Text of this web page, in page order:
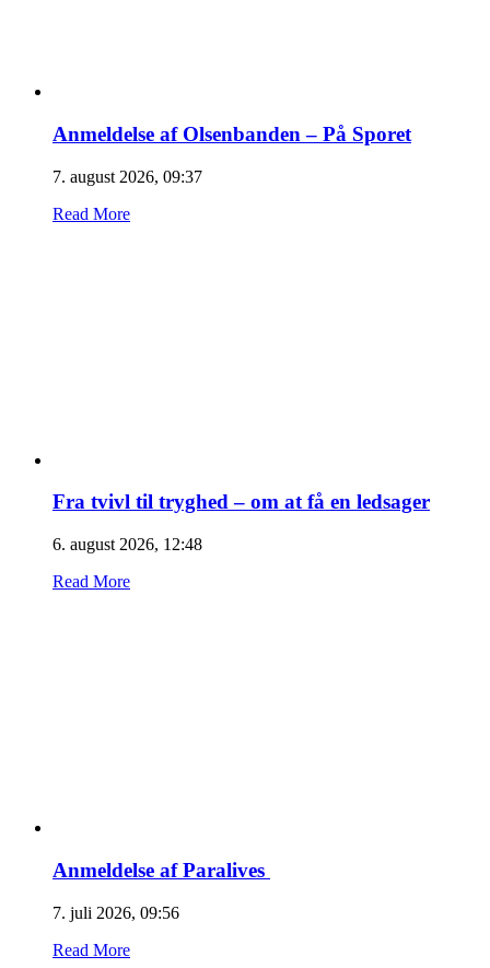
Anmeldelse af Olsenbanden – På Sporet
7. august 2026, 09:37
Read More
Fra tvivl til tryghed – om at få en ledsager
6. august 2026, 12:48
Read More
Anmeldelse af Paralives
7. juli 2026, 09:56
Read More